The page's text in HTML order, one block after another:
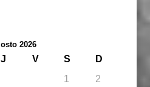
2026
J V S
D
1
2